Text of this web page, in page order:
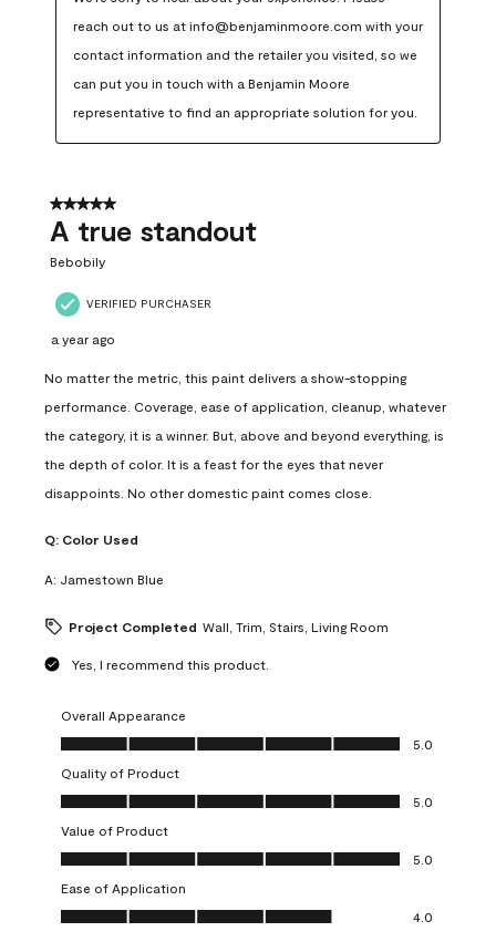
reach out to us at info@benjaminmoore.com with your
contact information and the retailer you visited, so we
can put you in touch with a Benjamin Moore
representative to find an appropriate solution for you.
5 out of 5 stars.
A true standout
Bebobily
VERIFIED PURCHASER
a year ago
No matter the metric, this paint delivers a show-stopping
performance. Coverage, ease of application, cleanup, whatever
the category, it is a winner. But, above and beyond everything, is
the depth of color. It is a feast for the eyes that never
disappoints. No other domestic paint comes close.
Q: Color Used
A: Jamestown Blue
Project Completed Wall, Trim, Stairs, Living Room
Yes, I recommend this product.
Overall Appearance
Overall Appearance, 5.0 out of 5
5.0
Quality of Product
Quality of Product, 5.0 out of 5
5.0
Value of Product
Value of Product, 5.0 out of 5
5.0
Ease of Application
Ease of Application, 4.0 out of 5
4.0